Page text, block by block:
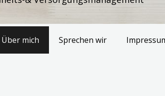
Über mich Sprechen wir